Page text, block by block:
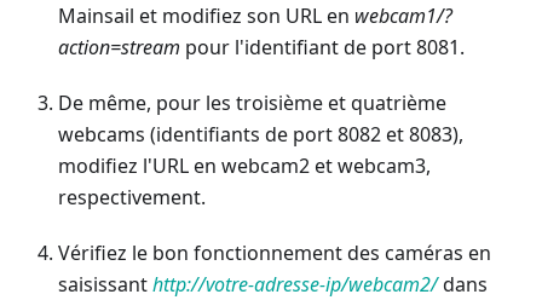
Mainsail et modifiez son URL en webcam1/?
action=stream pour l'identifiant de port 8081.
De même, pour les troisième et quatrième
webcams (identifiants de port 8082 et 8083),
modifiez l'URL en webcam2 et webcam3,
respectivement.
Vérifiez le bon fonctionnement des caméras en
saisissanthttp://votre-adresse-ip/webcam2/dans